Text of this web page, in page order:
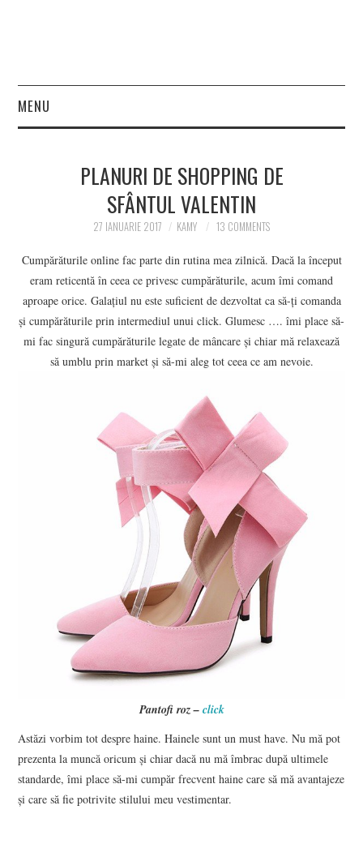
MENU
FASHION
LIFESTYLE
CONTACT
PLANURI DE SHOPPING DE
SFÂNTUL VALENTIN
27 IANUARIE 2017 KAMY 13 COMMENTS
Cumpărăturile online fac parte din rutina mea zilnică. Dacă la început
eram reticentă în ceea ce privesc cumpărăturile, acum îmi comand
aproape orice. Galațiul nu este suficient de dezvoltat ca să-ți comanda
și cumpărăturile prin intermediul unui click. Glumesc …. îmi place să-
mi fac singură cumpărăturile legate de mâncare și chiar mă relaxează
să umblu prin market și să-mi aleg tot ceea ce am nevoie.
Pantofi roz – click
Astăzi vorbim tot despre haine. Hainele sunt un must have. Nu mă pot
prezenta la muncă oricum și chiar dacă nu mă îmbrac după ultimele
standarde, îmi place să-mi cumpăr frecvent haine care să mă avantajeze
și care să fie potrivite stilului meu vestimentar.